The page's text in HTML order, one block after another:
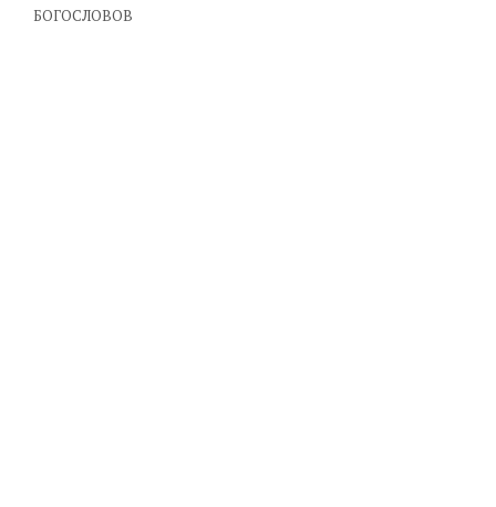
БОГОСЛОВОВ